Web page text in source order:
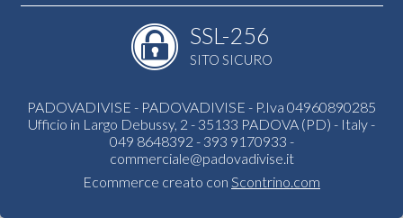
SSL-256
SITO SICURO
PADOVADIVISE - PADOVADIVISE - P.Iva 04960890285
Ufficio in Largo Debussy, 2 - 35133 PADOVA (PD) - Italy -
049 8648392 - 393 9170933 -
commerciale@padovadivise.it
Ecommerce creato con Scontrino.com